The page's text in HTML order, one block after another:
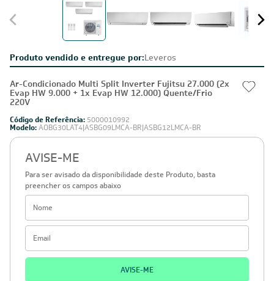
Produto vendido e entregue por:Leveros
Ar-Condicionado Multi Split Inverter Fujitsu 27.000 (2x
Evap HW 9.000 + 1x Evap HW 12.000) Quente/Frio
220V
Código de Referência: 5000010992
Modelo:AOBG30LAT4|ASBG09LMCA-BR|ASBG12LMCA-BR
AVISE-ME
Para ser avisado da disponibilidade deste Produto, basta
preencher os campos abaixo
AVISE-ME